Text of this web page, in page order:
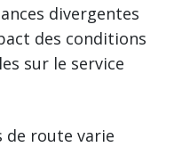
divergentes
des conditions
sur le service
de route varie